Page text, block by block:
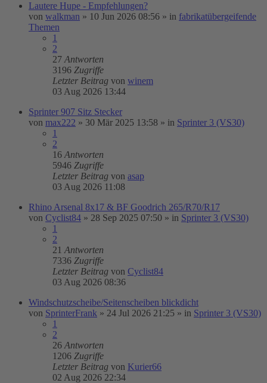
Lautere Hupe - Empfehlungen?
von walkman » 10 Jun 2026 08:56 » in fabrikatübergeifende
Themen
1
2
27 Antworten
3196 Zugriffe
Letzter Beitrag von winem
03 Aug 2026 13:44
Sprinter 907 Sitz Stecker
von max222 » 30 Mär 2025 13:58 » in Sprinter 3 (VS30)
1
2
16 Antworten
5946 Zugriffe
Letzter Beitrag von asap
03 Aug 2026 11:08
Rhino Arsenal 8x17 & BF Goodrich 265/R70/R17
von Cyclist84 » 28 Sep 2025 07:50 » in Sprinter 3 (VS30)
1
2
21 Antworten
7336 Zugriffe
Letzter Beitrag von Cyclist84
03 Aug 2026 08:36
Windschutzscheibe/Seitenscheiben blickdicht
von SprinterFrank » 24 Jul 2026 21:25 » in Sprinter 3 (VS30)
1
2
26 Antworten
1206 Zugriffe
Letzter Beitrag von Kurier66
02 Aug 2026 22:34